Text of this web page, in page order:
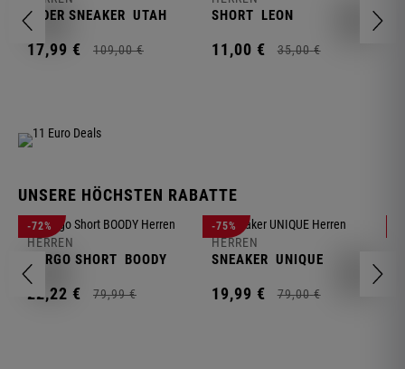
LEDER SNEAKER UTAH
17,99 € 109,00 €
SHORT LEON
11,00 € 35,00 €
UNSERE HÖCHSTEN RABATTE
-72%
HERREN
CARGO SHORT BOODY
22,22 € 79,99 €
-75%
HERREN
SNEAKER UNIQUE
19,99 € 79,00 €